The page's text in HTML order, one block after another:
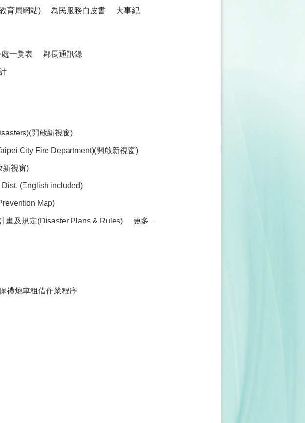
育局網站) 為民服務白皮書 大事紀
一覽表 鄰長通訊錄
開啟新視窗)
City Fire Department)(開啟新視窗)
新視窗)
(English included)
Map)
畫及規定(Disaster Plans & Rules) 更多...
禮炮車租借作業程序